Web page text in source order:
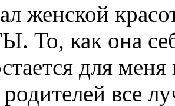
женской
То, как она
для
все